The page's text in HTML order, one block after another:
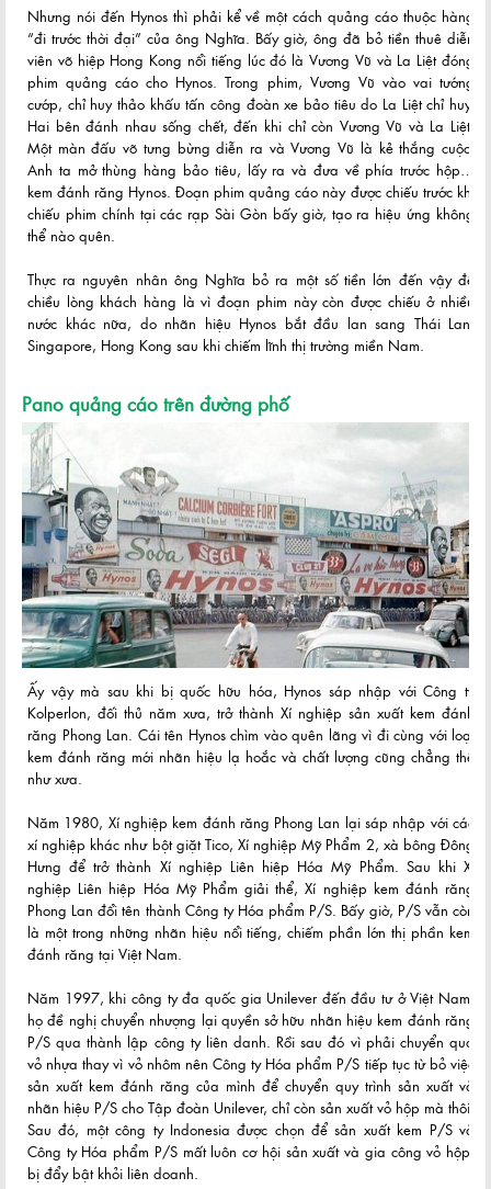
Nhưng nói đến Hynos thì phải kể về một cách quảng cáo thuộc hàng
“đi trước thời đại” của ông Nghĩa. Bấy giờ, ông đã bỏ tiền thuê diễn
viên võ hiệp Hong Kong nổi tiếng lúc đó là Vương Vũ và La Liệt đóng
phim quảng cáo cho Hynos. Trong phim, Vương Vũ vào vai tướng
cướp, chỉ huy thảo khấu tấn công đoàn xe bảo tiêu do La Liệt chỉ huy.
Hai bên đánh nhau sống chết, đến khi chỉ còn Vương Vũ và La Liệt.
Một màn đấu võ tưng bừng diễn ra và Vương Vũ là kẻ thắng cuộc.
Anh ta mở thùng hàng bảo tiêu, lấy ra và đưa về phía trước hộp…
kem đánh răng Hynos. Đoạn phim quảng cáo này được chiếu trước khi
chiếu phim chính tại các rạp Sài Gòn bấy giờ, tạo ra hiệu ứng không
thể nào quên.
Thực ra nguyên nhân ông Nghĩa bỏ ra một số tiền lớn đến vậy để
chiều lòng khách hàng là vì đoạn phim này còn được chiếu ở nhiều
nước khác nữa, do nhãn hiệu Hynos bắt đầu lan sang Thái Lan,
Singapore, Hong Kong sau khi chiếm lĩnh thị trường miền Nam.
Pano quảng cáo trên đường phố
Ấy vậy mà sau khi bị quốc hữu hóa, Hynos sáp nhập với Công ty
Kolperlon, đối thủ năm xưa, trở thành Xí nghiệp sản xuất kem đánh
răng Phong Lan. Cái tên Hynos chìm vào quên lãng vì đi cùng với loại
kem đánh răng mới nhãn hiệu lạ hoắc và chất lượng cũng chẳng thể
như xưa.
Năm 1980, Xí nghiệp kem đánh răng Phong Lan lại sáp nhập với các
xí nghiệp khác như bột giặt Tico, Xí nghiệp Mỹ Phẩm 2, xà bông Đông
Hưng để trở thành Xí nghiệp Liên hiệp Hóa Mỹ Phẩm. Sau khi Xí
nghiệp Liên hiệp Hóa Mỹ Phẩm giải thể, Xí nghiệp kem đánh răng
Phong Lan đổi tên thành Công ty Hóa phẩm P/S. Bấy giờ, P/S vẫn còn
là một trong những nhãn hiệu nổi tiếng, chiếm phần lớn thị phần kem
đánh răng tại Việt Nam.
Năm 1997, khi công ty đa quốc gia Unilever đến đầu tư ở Việt Nam,
họ đề nghị chuyển nhượng lại quyền sở hữu nhãn hiệu kem đánh răng
P/S qua thành lập công ty liên danh. Rồi sau đó vì phải chuyển qua
vỏ nhựa thay vì vỏ nhôm nên Công ty Hóa phẩm P/S tiếp tục từ bỏ việc
sản xuất kem đánh răng của mình để chuyển quy trình sản xuất và
nhãn hiệu P/S cho Tập đoàn Unilever, chỉ còn sản xuất vỏ hộp mà thôi.
Sau đó, một công ty Indonesia được chọn để sản xuất kem P/S và
Công ty Hóa phẩm P/S mất luôn cơ hội sản xuất và gia công vỏ hộp,
bị đẩy bật khỏi liên doanh.